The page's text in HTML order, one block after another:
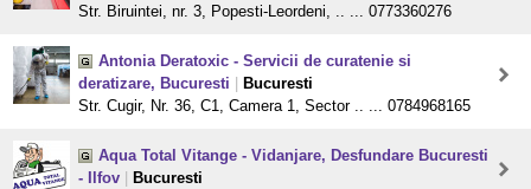
Str. Biruintei, nr. 3, Popesti-Leordeni, .. ... 0773360276
Antonia Deratoxic - Servicii de curatenie si
deratizare, Bucuresti
Bucuresti
Str. Cugir, Nr. 36, C1, Camera 1, Sector .. ... 0784968165
Aqua Total Vitange - Vidanjare, Desfundare Bucuresti
- Ilfov
Bucuresti